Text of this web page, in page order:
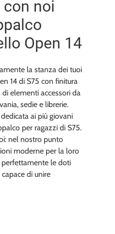
noi
Open 14
la stanza dei tuoi
14 di S75 con finitura
elementi accessori da
sedie e librerie.
ai più giovani
per ragazzi di S75.
nel nostro punto
moderne per la loro
le doti
di unire